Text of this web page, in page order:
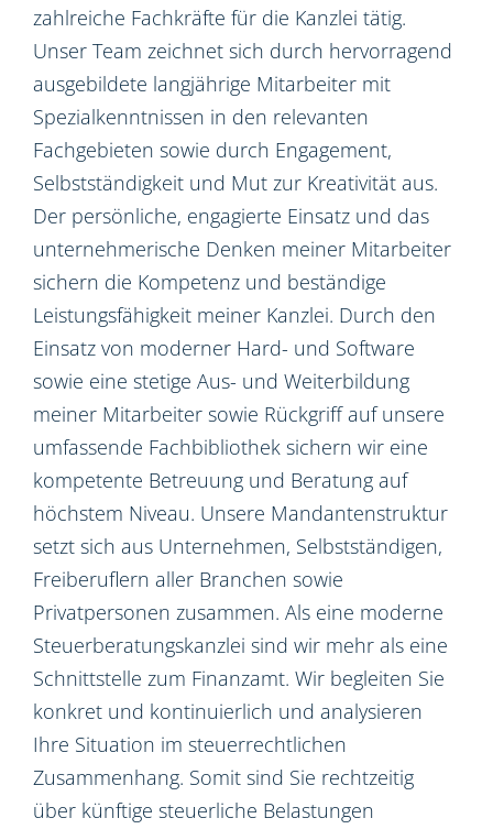
zahlreiche Fachkräfte für die Kanzlei tätig.
Unser Team zeichnet sich durch hervorragend
ausgebildete langjährige Mitarbeiter mit
Spezialkenntnissen in den relevanten
Fachgebieten sowie durch Engagement,
Selbstständigkeit und Mut zur Kreativität aus.
Der persönliche, engagierte Einsatz und das
unternehmerische Denken meiner Mitarbeiter
sichern die Kompetenz und beständige
Leistungsfähigkeit meiner Kanzlei. Durch den
Einsatz von moderner Hard- und Software
sowie eine stetige Aus- und Weiterbildung
meiner Mitarbeiter sowie Rückgriff auf unsere
umfassende Fachbibliothek sichern wir eine
kompetente Betreuung und Beratung auf
höchstem Niveau. Unsere Mandantenstruktur
setzt sich aus Unternehmen, Selbstständigen,
Freiberuflern aller Branchen sowie
Privatpersonen zusammen. Als eine moderne
Steuerberatungskanzlei sind wir mehr als eine
Schnittstelle zum Finanzamt. Wir begleiten Sie
konkret und kontinuierlich und analysieren
Ihre Situation im steuerrechtlichen
Zusammenhang. Somit sind Sie rechtzeitig
über künftige steuerliche Belastungen